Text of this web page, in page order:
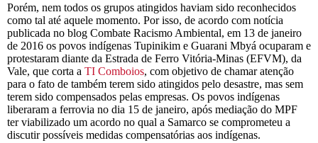
Porém, nem todos os grupos atingidos haviam sido reconhecidos
como tal até aquele momento. Por isso, de acordo com notícia
publicada no blog Combate Racismo Ambiental, em 13 de janeiro
de 2016 os povos indígenas Tupinikim e Guarani Mbyá ocuparam e
protestaram diante da Estrada de Ferro Vitória-Minas (EFVM), da
Vale, que corta a TI Comboios, com objetivo de chamar atenção
para o fato de também terem sido atingidos pelo desastre, mas sem
terem sido compensados pelas empresas. Os povos indígenas
liberaram a ferrovia no dia 15 de janeiro, após mediação do MPF
ter viabilizado um acordo no qual a Samarco se comprometeu a
discutir possíveis medidas compensatórias aos indígenas.